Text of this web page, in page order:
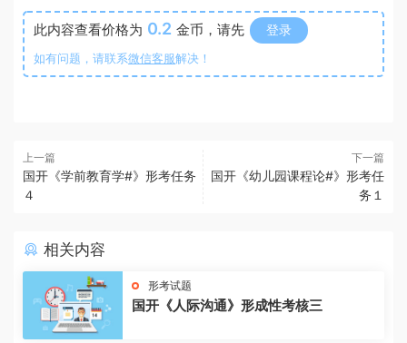
此内容查看价格为 0.2 金币，请先 登录
如有问题，请联系微信客服解决！
上一篇
国开《学前教育学#》形考任务
４
下一篇
国开《幼儿园课程论#》形考任
务１
相关内容
形考试题
国开《人际沟通》形成性考核三